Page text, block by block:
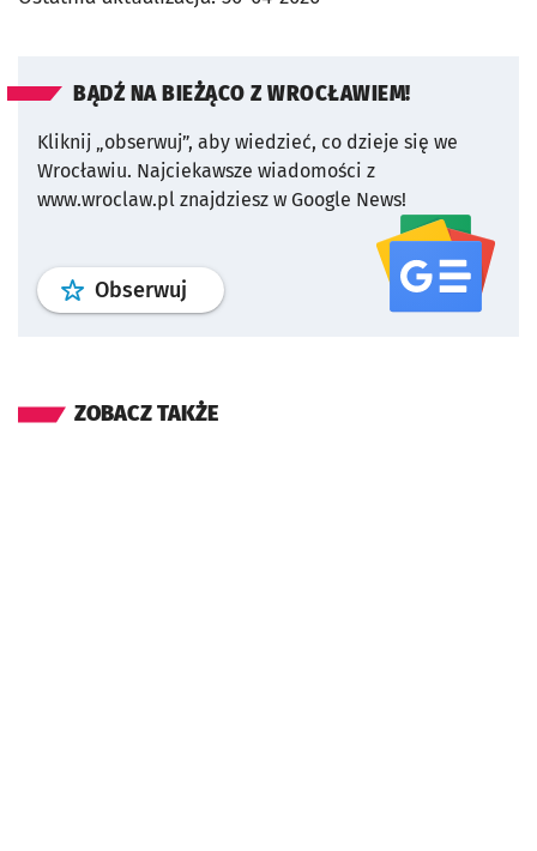
BĄDŹ NA BIEŻĄCO Z WROCŁAWIEM!
Kliknij „obserwuj”, aby wiedzieć, co dzieje się we
Wrocławiu. Najciekawsze wiadomości z
www.wroclaw.pl znajdziesz w Google News!
Obserwuj profil serwisu
ZOBACZ TAKŻE